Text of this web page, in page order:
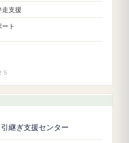
走支援
ト
５
継ぎ支援センター